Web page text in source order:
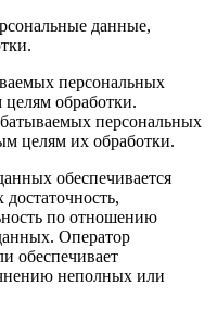
данные,
персональных
обработки.
персональных
целям их обработки.
обеспечивается
по отношению
Оператор
обеспечивает
неполных или